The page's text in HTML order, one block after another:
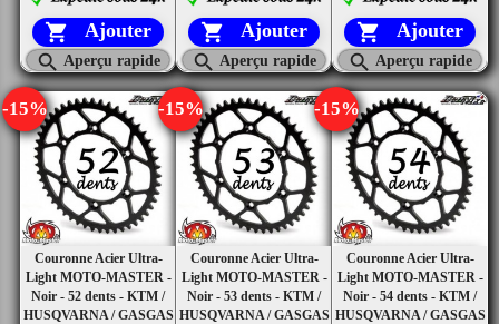
 Ajouter
 Aperçu rapide
 Ajouter
 Aperçu rapide
 Ajouter
 Aperçu rapide
Couronne Acier Ultra-
Light MOTO-MASTER -
Noir - 52 dents - KTM /
HUSQVARNA / GASGAS
-15%
Couronne Acier Ultra-
Light MOTO-MASTER -
Noir - 53 dents - KTM /
HUSQVARNA / GASGAS
-15%
Couronne Acier Ultra-
Light MOTO-MASTER -
Noir - 54 dents - KTM /
HUSQVARNA / GASGAS
-15%